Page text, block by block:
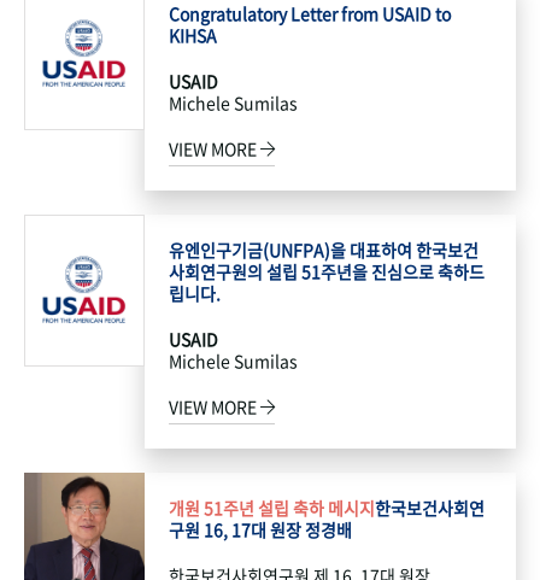
Congratulatory Letter from USAID to
KIHSA
USAID
Michele Sumilas
VIEW MORE
유엔인구기금(UNFPA)을 대표하여 한국보건
사회연구원의 설립 51주년을 진심으로 축하드
립니다.
USAID
Michele Sumilas
VIEW MORE
개원 51주년 설립 축하 메시지한국보건사회연
구원 16, 17대 원장 정경배